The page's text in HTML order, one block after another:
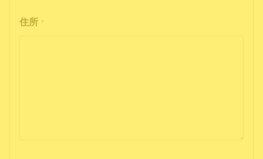
住所 *